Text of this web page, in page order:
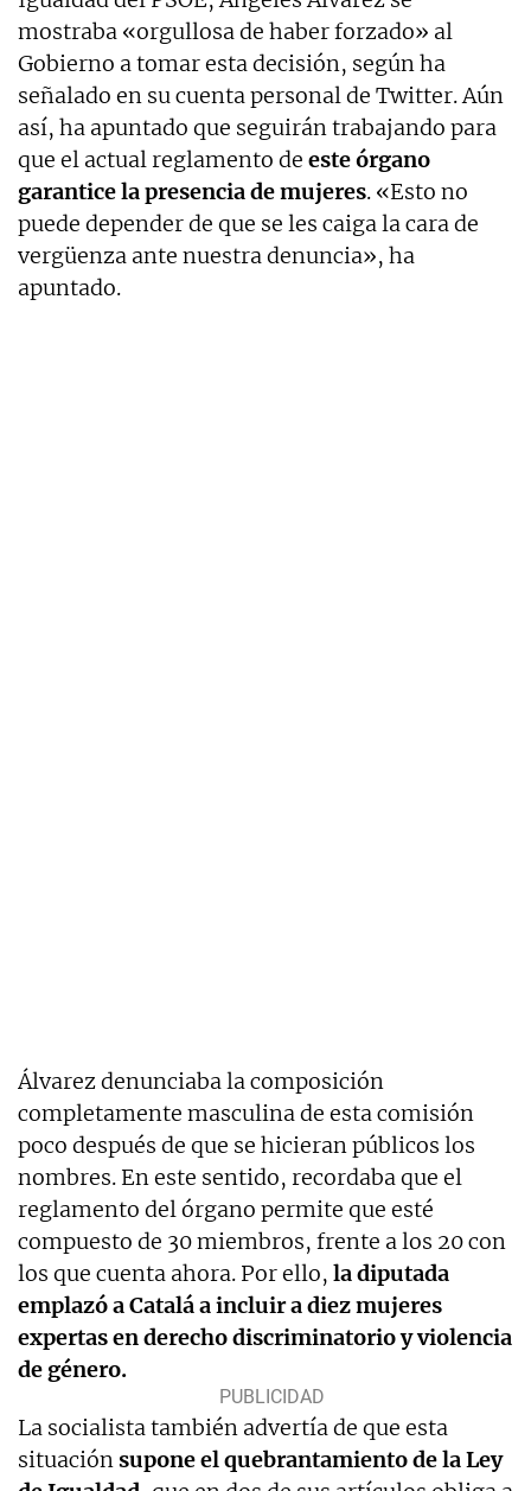
mostraba «orgullosa de haber forzado» al
Gobierno a tomar esta decisión, según ha
señalado en su cuenta personal de Twitter. Aún
así, ha apuntado que seguirán trabajando para
que el actual reglamento de este órgano
garantice la presencia de mujeres. «Esto no
puede depender de que se les caiga la cara de
vergüenza ante nuestra denuncia», ha
apuntado.
Álvarez denunciaba la composición
completamente masculina de esta comisión
poco después de que se hicieran públicos los
nombres. En este sentido, recordaba que el
reglamento del órgano permite que esté
compuesto de 30 miembros, frente a los 20 con
los que cuenta ahora. Por ello, la diputada
emplazó a Catalá a incluir a diez mujeres
expertas en derecho discriminatorio y violencia
de género.
La socialista también advertía de que esta
situaciónsupone el quebrantamiento de la Ley